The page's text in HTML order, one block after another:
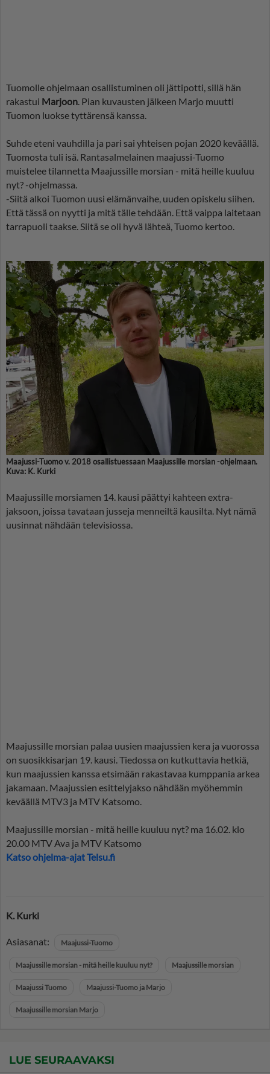
Tuomolle ohjelmaan osallistuminen oli jättipotti, sillä hän
rakastui Marjoon. Pian kuvausten jälkeen Marjo muutti
Tuomon luokse tyttärensä kanssa.
Suhde eteni vauhdilla ja pari sai yhteisen pojan 2020 keväällä.
Tuomosta tuli isä. Rantasalmelainen maajussi-Tuomo
muistelee tilannetta Maajussille morsian - mitä heille kuuluu
nyt? -ohjelmassa.
-Siitä alkoi Tuomon uusi elämänvaihe, uuden opiskelu siihen.
Että tässä on nyytti ja mitä tälle tehdään. Että vaippa laitetaan
tarrapuoli taakse. Siitä se oli hyvä lähteä, Tuomo kertoo.
Maajussi-Tuomo v. 2018 osallistuessaan Maajussille morsian -ohjelmaan.
Kuva: K. Kurki
Maajussille morsiamen 14. kausi päättyi kahteen extra-
jaksoon, joissa tavataan jusseja menneiltä kausilta. Nyt nämä
uusinnat nähdään televisiossa.
Maajussille morsian palaa uusien maajussien kera ja vuorossa
on suosikkisarjan 19. kausi. Tiedossa on kutkuttavia hetkiä,
kun maajussien kanssa etsimään rakastavaa kumppania arkea
jakamaan. Maajussien esittelyjakso nähdään myöhemmin
keväällä MTV3 ja MTV Katsomo.
Maajussille morsian - mitä heille kuuluu nyt? ma 16.02. klo
20.00 MTV Ava ja MTV Katsomo
Katso ohjelma-ajat Telsu.fi
K. Kurki
Asiasanat: Maajussi-Tuomo
Maajussille morsian - mitä heille kuuluu nyt? Maajussille morsian
Maajussi Tuomo Maajussi-Tuomo ja Marjo
Maajussille morsian Marjo
LUE SEURAAVAKSI